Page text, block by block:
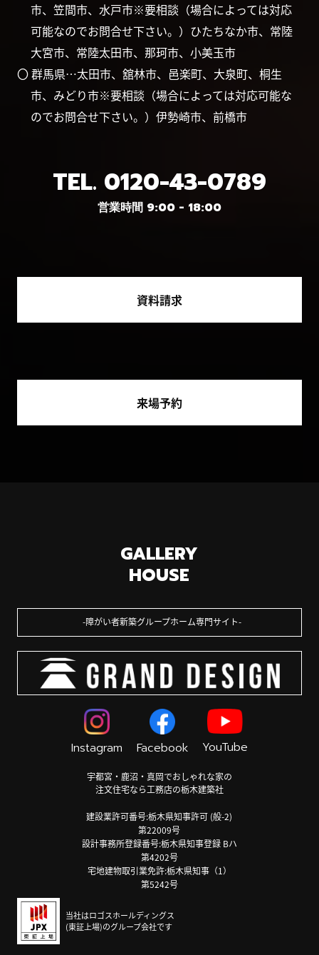
市、笠間市、水戸市※要相談（場合によっては対応
可能なのでお問合せ下さい。）ひたちなか市、常陸
大宮市、常陸太田市、那珂市、小美玉市
〇 群馬県…太田市、舘林市、邑楽町、大泉町、桐生
市、みどり市※要相談（場合によっては対応可能な
のでお問合せ下さい。）伊勢崎市、前橋市
TEL. 0120-43-0789
営業時間 9:00 - 18:00
資料請求
来場予約
GALLERY
HOUSE
障がい者新築グループホーム専門サイト
Instagram Facebook YouTube
宇都宮・鹿沼・真岡でおしゃれな家の
注文住宅なら工務店の栃木建築社
建設業許可番号:栃木県知事許可 (般-2)
第22009号
設計事務所登録番号:栃木県知事登録 Bハ
第4202号
宅地建物取引業免許:栃木県知事（1）
第5242号
当社はロゴスホールディングス
(東証上場)のグループ会社です